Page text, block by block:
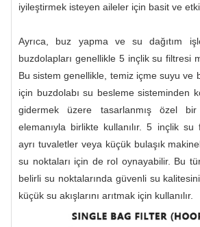
iyileştirmek isteyen aileler için basit ve
Ayrıca, buz yapma ve su dağıtım
buzdolapları genellikle 5 inçlik su filtresi
Bu sistem genellikle, temiz içme suyu ve
için buzdolabı su besleme sisteminden
gidermek üzere tasarlanmış özel
elemanıyla birlikte kullanılır. 5 inçlik su
ayrı tuvaletler veya küçük bulaşık
su noktaları için de rol oynayabilir. Bu
belirli su noktalarında güvenli su
küçük su akışlarını arıtmak için kullanılır.